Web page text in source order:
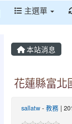
主選單
本站消息
花蓮縣富北
sallatw- 教務|